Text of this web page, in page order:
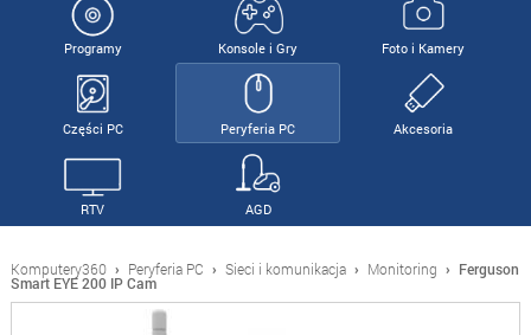
Programy Konsole i Gry Foto i Kamery
Części PC Peryferia PC Akcesoria
RTV AGD
Komputery360 › Peryferia PC › Sieci i komunikacja › Monitoring › Ferguson
Smart EYE 200 IP Cam